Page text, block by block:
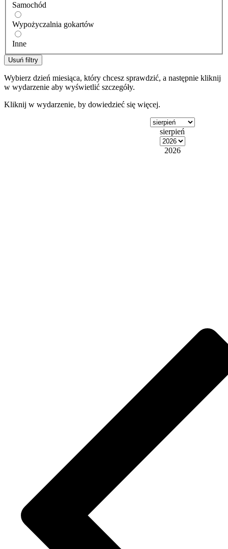
Samochód
Wypożyczalnia gokartów
Inne
Usuń filtry
Wybierz dzień miesiąca, który chcesz sprawdzić, a następnie kliknij
w wydarzenie aby wyświetlić szczegóły.
Kliknij w wydarzenie, by dowiedzieć się więcej.
sierpień
2026